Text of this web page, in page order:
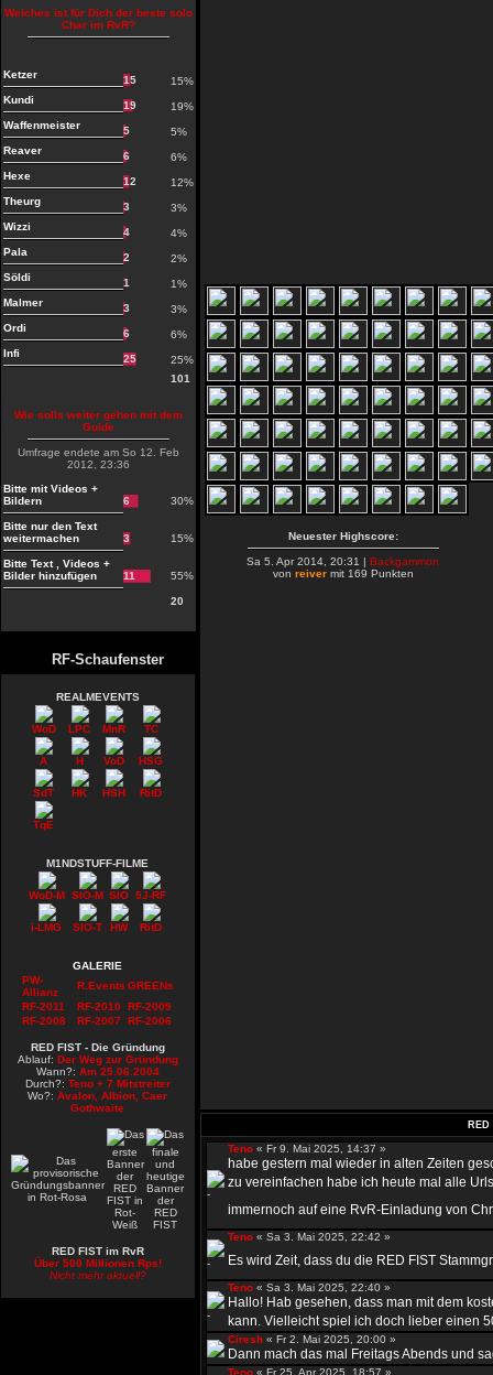
Welches ist für Dich der beste solo
Char im RvR?
Ketzer 15
15%
Kundi
19
19%
Waffenmeister
5
5%
Reaver
6
6%
Hexe
12
12%
Theurg
3
3%
Wizzi
4
4%
Pala
2
2%
Söldi
1
1%
Malmer
3
3%
Ordi
6
6%
Infi
25
25%
101
Wie solls weiter gehen mit dem
Guide
Umfrage endete am So 12. Feb
2012, 23:36
Bitte mit Videos +
Bildern
6 30%
Bitte nur den Text
weitermachen
3 15%
Bitte Text , Videos +
Bilder hinzufügen
11 55%
20
RF-Schaufenster
REALMEVENTS
WoD LPC MnR TC
A H VoD HSG
SdT HK HSH RitD
TqE
M1NDSTUFF-FILME
WoD-M SIO-M SIO 5J-RF
i-LMG SIO-T HW RitD
GALERIE
PW-
Allianz
R.Events GREENs
RF-2011
RF-2010 RF-2009
RF-2008
RF-2007 RF-2006
RED FIST - Die Gründung
Ablauf: Der Weg zur Gründung
Wann?: Am 25.06.2004
Durch?: Teno + 7 Mitstreiter
Wo?:Avalon, Albion, Caer
Gothwaite
RED FIST im RvR
Über 500 Millionen Rps!
Nicht mehr aktuell?
Neuester Highscore:
Sa 5. Apr 2014, 20:31 |Backgammon
von reiver mit 169 Punkten
Teno « Fr 9. Mai 2025, 14:37 »
habe gestern mal wieder in alten Zeiten
zu vereinfachen habe ich heute mal alle
immernoch auf eine RvR-Einladung von
Teno « Sa 3. Mai 2025, 22:42 »
Es wird Zeit, dass du die RED FIST
Teno « Sa 3. Mai 2025, 22:40 »
Hallo! Hab gesehen, dass man mit dem
kann. Vielleicht spiel ich doch lieber einen
Ciresh « Fr 2. Mai 2025, 20:00 »
Dann mach das mal Freitags Abends und
Teno « Fr 25. Apr 2025, 18:57 »